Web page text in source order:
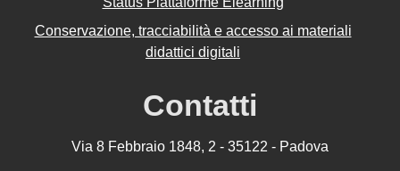
Conservazione, tracciabilità e accesso ai materiali
didattici digitali
Contatti
Via 8 Febbraio 1848, 2 - 35122 - Padova